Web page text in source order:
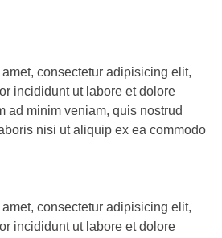
consectetur adipisicing elit,
incididunt ut labore et dolore
ad minim veniam, quis nostrud
nisi ut aliquip ex ea commodo
consectetur adipisicing elit,
incididunt ut labore et dolore